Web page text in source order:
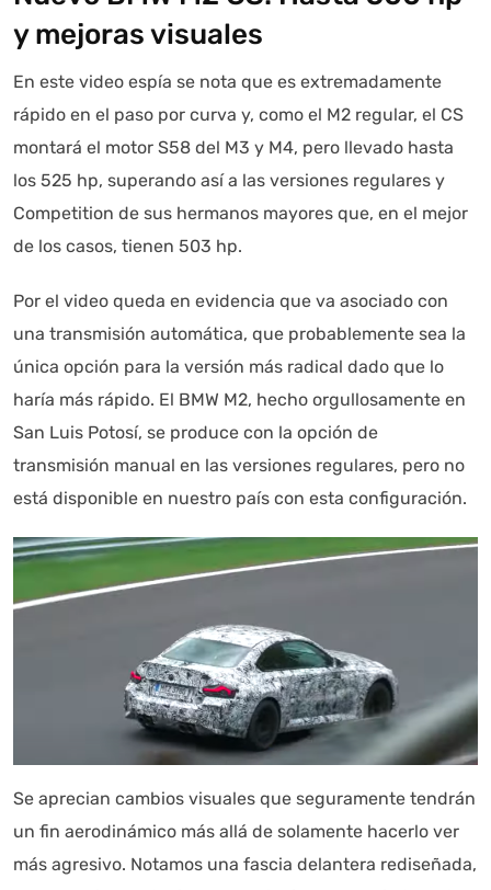
y mejoras visuales
En este video espía se nota que es extremadamente
rápido en el paso por curva y, como el M2 regular, el CS
montará el motor S58 del M3 y M4, pero llevado hasta
los 525 hp, superando así a las versiones regulares y
Competition de sus hermanos mayores que, en el mejor
de los casos, tienen 503 hp.
Por el video queda en evidencia que va asociado con
una transmisión automática, que probablemente sea la
única opción para la versión más radical dado que lo
haría más rápido. El BMW M2, hecho orgullosamente en
San Luis Potosí, se produce con la opción de
transmisión manual en las versiones regulares, pero no
está disponible en nuestro país con esta configuración.
Se aprecian cambios visuales que seguramente tendrán
un fin aerodinámico más allá de solamente hacerlo ver
más agresivo. Notamos una fascia delantera rediseñada,